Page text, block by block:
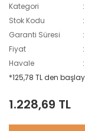
Kategori
Stok Kodu
Garanti Süresi
Fiyat
Havale
*125,78 TL den
1.228,69 TL